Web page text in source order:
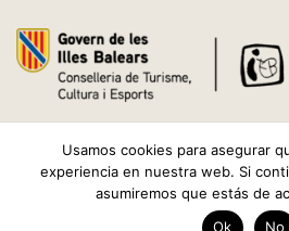
Usamos cookies para asegurar
experiencia en nuestra web. Si
asumiremos que estás de
Ok
No